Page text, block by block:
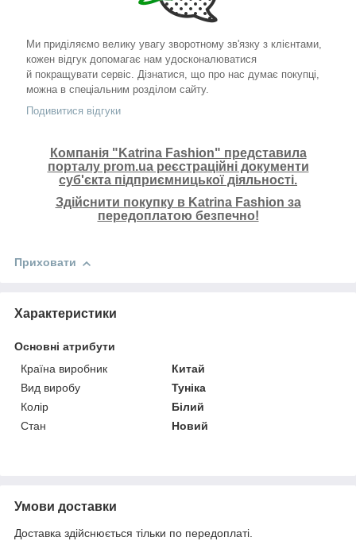
Ми приділяємо велику увагу зворотному зв'язку з клієнтами,
кожен відгук допомагає нам удосконалюватися
й покращувати сервіс. Дізнатися, що про нас думає покупці,
можна в спеціальним розділом сайту.
Подивитися відгуки
Компанія "Katrina Fashion" представила
порталу prom.ua реєстраційні документи
суб'єкта підприємницької діяльності.
Здійснити покупку в Katrina Fashion за
передоплатою безпечно!
Приховати
Характеристики
Основні атрибути
Країна виробник
Китай
Вид виробу
Туніка
Колір
Білий
Стан
Новий
Умови доставки
Доставка здійснюється тільки по передоплаті.